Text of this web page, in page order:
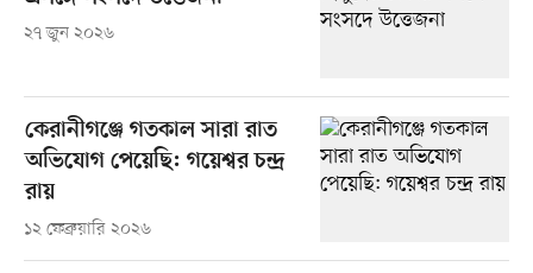
২৭ জুন ২০২৬
কেরানীগঞ্জে গতকাল সারা রাত
অভিযোগ পেয়েছি: গয়েশ্বর চন্দ্র
রায়
১২ ফেব্রুয়ারি ২০২৬